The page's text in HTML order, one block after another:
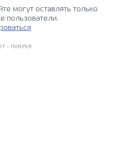
могут оставлять только
пользователи.
• ГАЛЕРЕЯ